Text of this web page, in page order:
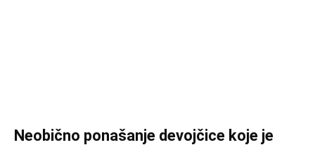
Neobično ponašanje devojčice koje je